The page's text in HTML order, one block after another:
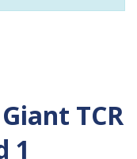
Giant TCR
1